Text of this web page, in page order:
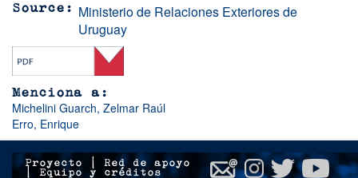
Source
Ministerio de Relaciones Exteriores de
Uruguay
Menciona a:
Michelini Guarch, Zelmar Raúl
Erro, Enrique
Proyecto | Red de apoyo
|
Equipo y créditos